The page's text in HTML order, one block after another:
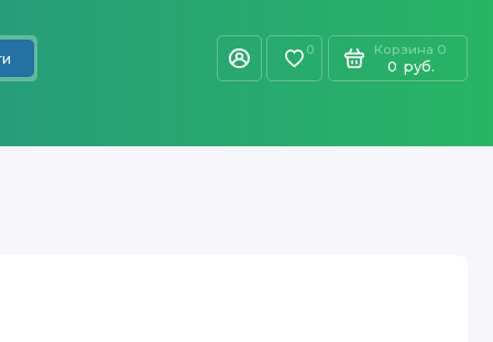
0 Корзина 0
0 руб.